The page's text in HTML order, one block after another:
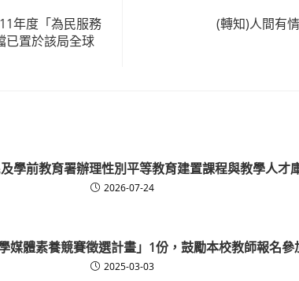
年度「為民服務
已置於該局全球
(轉知)人間有
學前教育署辦理性別平等教育建置課程與教學人才
2026-07-24
媒體素養競賽徵選計畫」1份，鼓勵本校教師報名參
2025-03-03